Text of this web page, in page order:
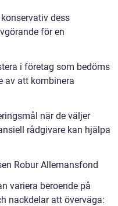
dess
för en
i företag som bedöms
av att kombinera
när de väljer
rådgivare kan hjälpa
Robur Allemansfond
variera beroende på
nackdelar att överväga: